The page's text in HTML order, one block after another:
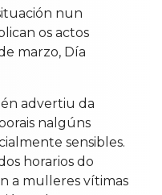
nun
os actos
marzo, Día
advertiu da
nalgúns
sensibles.
horarios do
a mulleres vítimas